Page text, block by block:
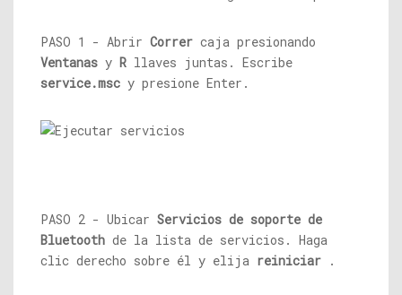
PASO 1 - Abrir Correr caja presionando
Ventanas y R llaves juntas. Escribe
service.msc y presione Enter.
PASO 2 - Ubicar Servicios de soporte de
Bluetooth de la lista de servicios. Haga
clic derecho sobre él y elija reiniciar .